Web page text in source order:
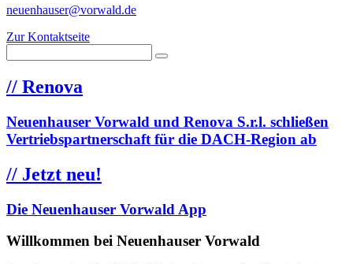
neuenhauser@vorwald.de
Zur Kontaktseite
// Renova
Neuenhauser Vorwald und Renova S.r.l. schließen
Vertriebspartnerschaft für die DACH-Region ab
// Jetzt neu!
Die Neuenhauser Vorwald App
Willkommen bei Neuenhauser Vorwald